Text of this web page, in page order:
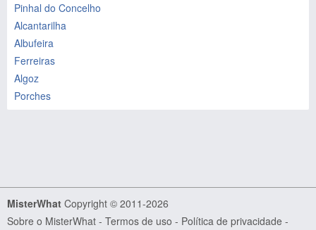
Pinhal do Concelho
Alcantarilha
Albufeira
Ferreiras
Algoz
Porches
MisterWhat Copyright © 2011-2026
Sobre o MisterWhat - Termos de uso - Política de privacidade -